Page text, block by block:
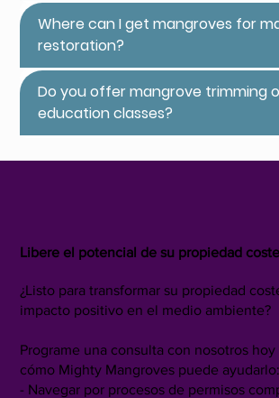
Where can I get mangroves for
restoration?
Do you offer mangrove trimming
education classes?
Libere el potencial de su propiedad
¿Listo para transformar su propiedad
impacto positivo en el medio ambiente?
Programe una consulta con nosotros
cómo Mighty Mangroves puede ayudarlo:
- Navegar por procesos de permisos